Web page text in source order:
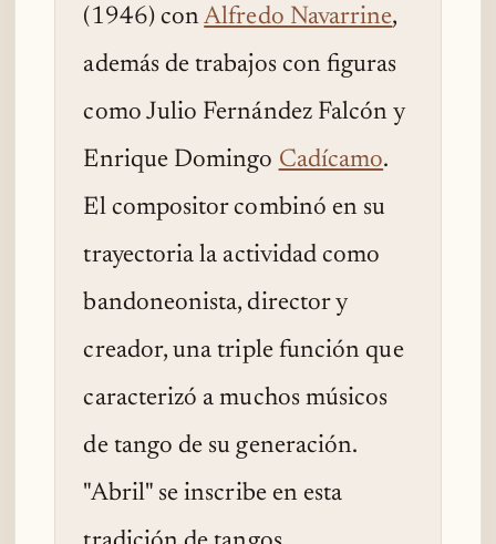
(1946) conAlfredo Navarrine,
además de trabajos con figuras
como Julio Fernández Falcón y
Enrique Domingo Cadícamo.
El compositor combinó en su
trayectoria la actividad como
bandoneonista, director y
creador, una triple función que
caracterizó a muchos músicos
de tango de su generación.
"Abril" se inscribe en esta